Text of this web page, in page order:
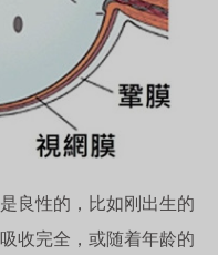
性的，比如刚出生的
收完全，或随着年龄的